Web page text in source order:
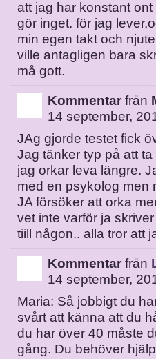
att jag har konstant
gör inget. för jag
min egen takt och
ville antagligen bara
må gott.
Kommentar från
14 september,
JAg gjorde testet fick
Jag tänker typ på att
jag orkar leva längre.
med en psykolog men
JA försöker att orka
vet inte varför ja
tiill någon.. alla tror att
Kommentar från
14 september,
Maria: Så jobbigt du
svårt att känna att du
du har över 40 måste
gång. Du behöver